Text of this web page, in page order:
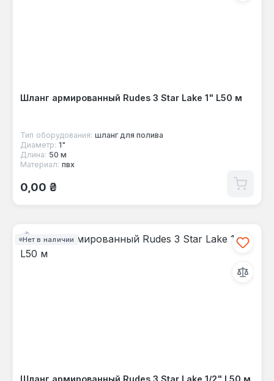
Шланг армированный Rudes 3 Star Lake 1" L50 м
Тип оборудования: шланг для полива
Диаметр: 1"
Длина: 50 м
Материал: пвх
Обычная цена:
0,00 ₴
Нет в наличии
Шланг армированный Rudes 3 Star Lake 1/2" L50 м